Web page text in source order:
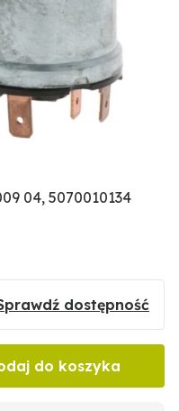
04, 5070010134
dostępność
do koszyka